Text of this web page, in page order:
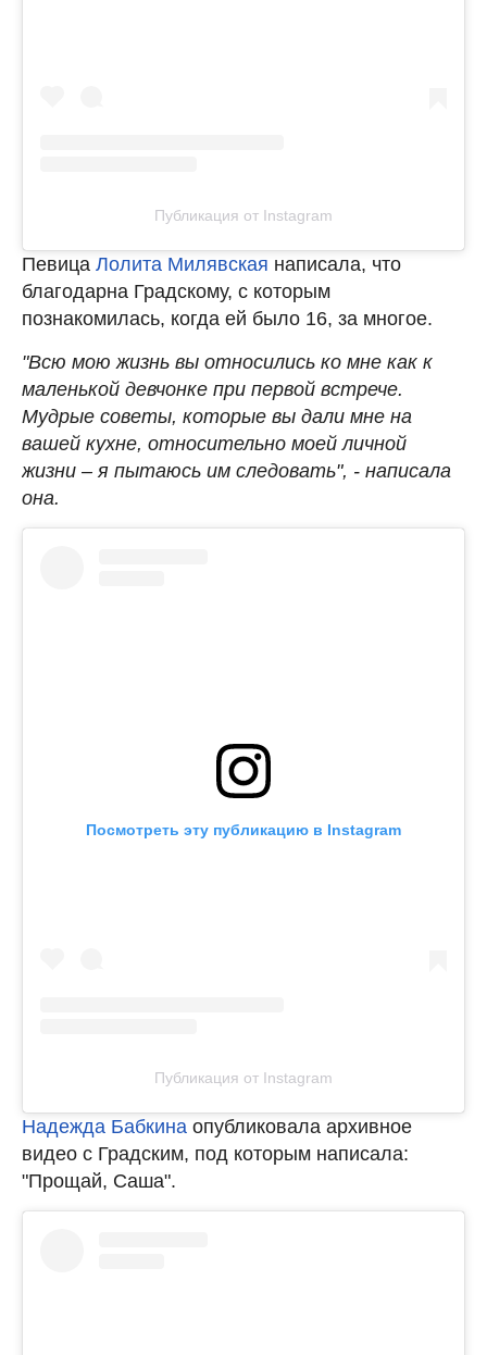
Публикация от Instagram
Певица Лолита Милявская написала, что
благодарна Градскому, с которым
познакомилась, когда ей было 16, за многое.
"Всю мою жизнь вы относились ко мне как к
маленькой девчонке при первой встрече.
Мудрые советы, которые вы дали мне на
вашей кухне, относительно моей личной
жизни – я пытаюсь им следовать", - написала
она.
Посмотреть эту публикацию в Instagram
Публикация от Instagram
Надежда Бабкина опубликовала архивное
видео с Градским, под которым написала:
"Прощай, Саша".